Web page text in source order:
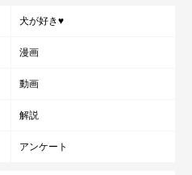
犬が好き♥
漫画
動画
解説
アンケート